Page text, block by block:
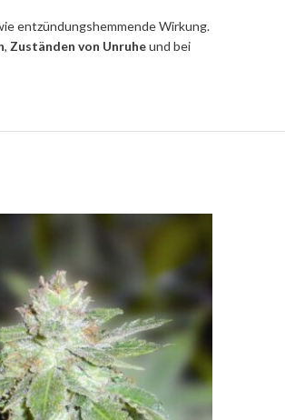
entzündungshemmende Wirkung.
, Zuständen von Unruheund bei